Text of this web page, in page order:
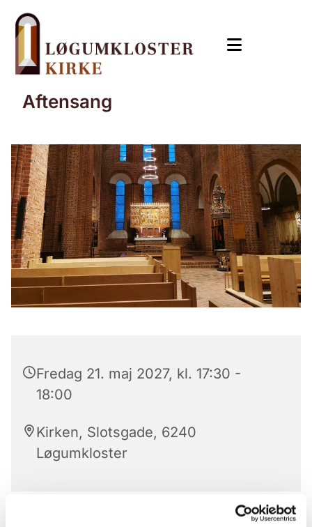
Aftensang
Fredag 21. maj 2027, kl. 17:30 -
18:00
Kirken, Slotsgade, 6240
Løgumkloster